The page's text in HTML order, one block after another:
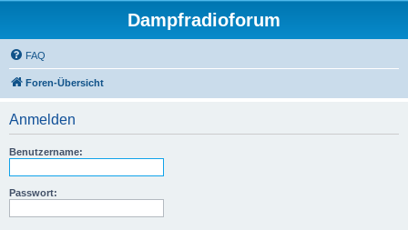
Dampfradioforum
FAQ
Foren-Übersicht
Anmelden
Benutzername:
Passwort: